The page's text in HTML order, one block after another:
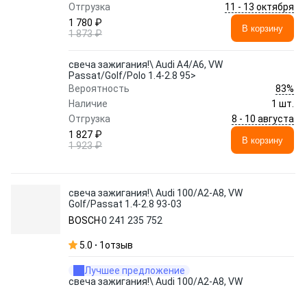
Отгрузка
11 - 13 октября
1 780 ₽
1 873 ₽
В корзину
свеча зажигания!\ Audi A4/A6, VW
Passat/Golf/Polo 1.4-2.8 95>
Вероятность
83%
Наличие
1 шт.
Отгрузка
8 - 10 августа
1 827 ₽
1 923 ₽
В корзину
свеча зажигания!\ Audi 100/A2-A8, VW
Golf/Passat 1.4-2.8 93-03
BOSCH 0 241 235 752
5.0 1отзыв
Лучшее предложение
свеча зажигания!\ Audi 100/A2-A8, VW